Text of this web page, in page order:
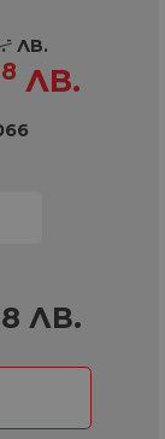
- ЛВ.
ЛВ.
ЛВ.